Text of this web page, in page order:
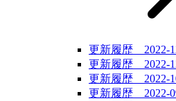
更新履歴 2022-
更新履歴 2022-
更新履歴 2022-
更新履歴 2022-